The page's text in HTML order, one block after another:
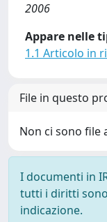
2006
Appare nelle
1.1 Articolo in
File in questo
Non ci sono file
I documenti in
tutti i diritti
indicazione.